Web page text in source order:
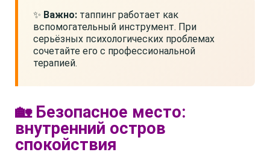
✨ Важно: таппинг работает как
вспомогательный инструмент. При
серьёзных психологических проблемах
сочетайте его с профессиональной
терапией.
🏡 Безопасное место:
внутренний остров
спокойствия